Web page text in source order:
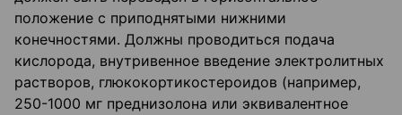
положение с приподнятыми нижними
конечностями. Должны проводиться подача
кислорода, внутривенное введение электролитных
растворов, глюкокортикостероидов (например,
250-1000 мг преднизоло­на или эквивалентное